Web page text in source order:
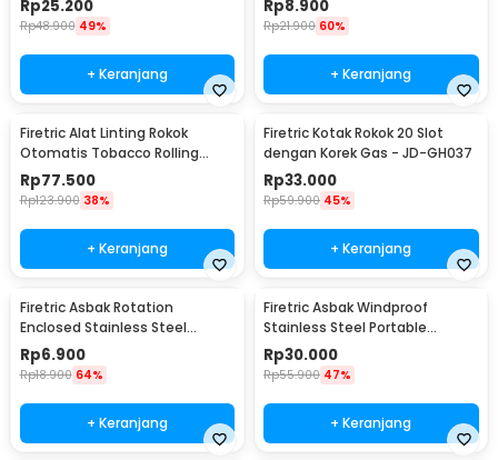
Rp25.200
Rp48.900 49%
+ Keranjang
Rp8.900
Rp21.900 60%
+ Keranjang
Firetric Alat Linting Rokok
Otomatis Tobacco Rolling
Machine 8x71mm - GR-12-005
Rp77.500
Rp123.900 38%
+ Keranjang
Firetric Kotak Rokok 20 Slot
dengan Korek Gas - JD-GH037
Rp33.000
Rp59.900 45%
+ Keranjang
Firetric Asbak Rotation
Enclosed Stainless Steel
Portable Ashtray - JL32
Rp6.900
Rp18.900 64%
+ Keranjang
Firetric Asbak Windproof
Stainless Steel Portable
Ashtray - JL38
Rp30.000
Rp55.900 47%
+ Keranjang